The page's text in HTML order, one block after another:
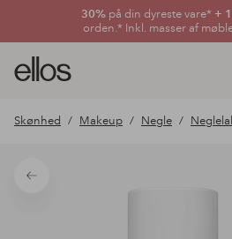
30% på din dyreste vare* +
orden.* Inkl. masser af
Ellos
logo
gå
forsiden
Skønhed Makeup Negle
Tilbage